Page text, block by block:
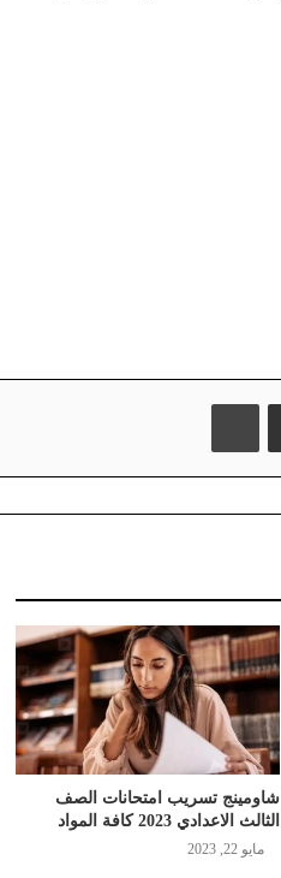
مشاركة عبر البريد
شاومينج تسريب امتحانات الصف
الثالث الاعدادي 2023 كافة المواد
مايو 22, 2023